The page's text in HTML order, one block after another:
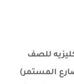
للصف
المستمر)